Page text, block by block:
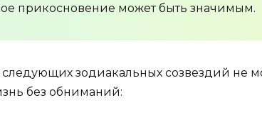
прикосновение может быть значимым.
зодиакальных созвездий не
без обниманий: